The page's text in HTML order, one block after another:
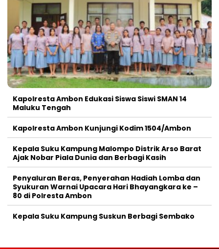
Kapolresta Ambon Edukasi Siswa Siswi SMAN 14
Maluku Tengah
Kapolresta Ambon Kunjungi Kodim 1504/Ambon
Kepala Suku Kampung Malompo Distrik Arso Barat
Ajak Nobar Piala Dunia dan Berbagi Kasih
Penyaluran Beras, Penyerahan Hadiah Lomba dan
Syukuran Warnai Upacara Hari Bhayangkara ke –
80 di Polresta Ambon
Kepala Suku Kampung Suskun Berbagi Sembako